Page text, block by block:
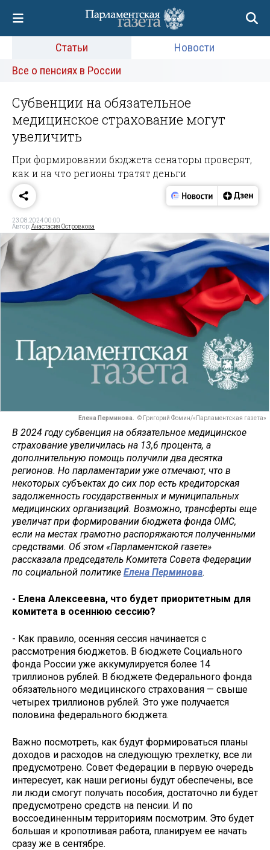
Статьи
Новости
Все о пенсиях в России
Субвенции на обязательное
медицинское страхование могут
увеличить
При формировании бюджета сенаторы проверят,
как и на что регионы тратят деньги
23.08.2024 00:00
Автор:Анастасия Островкова
Елена Перминова. © Григорий Фомин/«Парламентская газета»
В 2024 году субвенция на обязательное медицинское
страхование увеличилась на 13,6 процента, а
дополнительную помощь получили два десятка
регионов. Но парламентарии уже отмечают, что в
некоторых субъектах до сих пор есть кредиторская
задолженность государственных и муниципальных
медицинских организаций. Возможно, трансферты еще
увеличат при формировании бюджета фонда ОМС,
если на местах грамотно распоряжаются полученными
средствами. Об этом «Парламентской газете»
рассказала председатель Комитета Совета Федерации
по социальной политике Елена Перминова.
- Елена Алексеевна, что будет приоритетным для
комитета в осеннюю сессию?
- Как правило, осенняя сессия начинается с
рассмотрения бюджетов. В бюджете Социального
фонда России уже аккумулируется более 14
триллионов рублей. В бюджете Федерального фонда
обязательного медицинского страхования — свыше
четырех триллионов рублей. Это уже получается
половина федерального бюджета.
Важно посмотреть, как будут формироваться планы
доходов и расходов на следующую трехлетку, все ли
предусмотрено. Совет Федерации в первую очередь
интересует, как наши регионы будут обеспечены, все
ли люди смогут получать пособия, достаточно ли будет
предусмотрено средств на пенсии. И по
воссоединенным территориям посмотрим. Это будет
большая и кропотливая работа, планируем ее начать
сразу же в сентябре.